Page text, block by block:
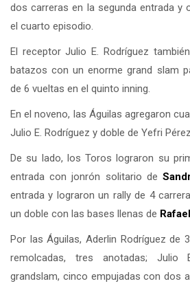
dos carreras en la segunda entrada y
el cuarto episodio.
El receptor Julio E. Rodríguez
batazos con un enorme grand slam
de 6 vueltas en el quinto inning.
En el noveno, las Águilas agregaron
Julio E. Rodríguez y doble de Yefri
De su lado, los Toros lograron su
entrada con jonrón solitario de
entrada y lograron un rally de 4
un doble con las bases llenas de
Por las Águilas, Aderlin Rodríguez de
remolcadas, tres anotadas; Julio
grandslam, cinco empujadas con dos